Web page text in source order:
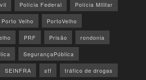
Polícia Federal Polícia Militar
Porto Velho PortoVelho
PRF Prisão rondonia
SegurançaPública
SEINFRA stf tráfico de drogas